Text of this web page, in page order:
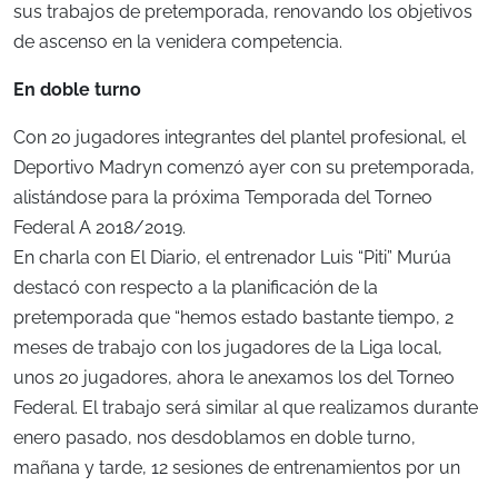
sus trabajos de pretemporada, renovando los objetivos
de ascenso en la venidera competencia.
En doble turno
Con 20 jugadores integrantes del plantel profesional, el
Deportivo Madryn comenzó ayer con su pretemporada,
alistándose para la próxima Temporada del Torneo
Federal A 2018/2019.
En charla con El Diario, el entrenador Luis “Piti” Murúa
destacó con respecto a la planificación de la
pretemporada que “hemos estado bastante tiempo, 2
meses de trabajo con los jugadores de la Liga local,
unos 20 jugadores, ahora le anexamos los del Torneo
Federal. El trabajo será similar al que realizamos durante
enero pasado, nos desdoblamos en doble turno,
mañana y tarde, 12 sesiones de entrenamientos por un